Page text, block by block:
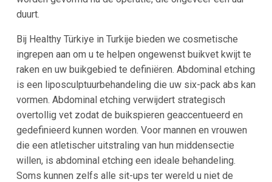
duurt.
Bij Healthy Türkiye in Turkije bieden we cosmetische
ingrepen aan om u te helpen ongewenst buikvet kwijt te
raken en uw buikgebied te definiëren. Abdominal etching
is een liposculptuurbehandeling die uw six-pack abs kan
vormen. Abdominal etching verwijdert strategisch
overtollig vet zodat de buikspieren geaccentueerd en
gedefinieerd kunnen worden. Voor mannen en vrouwen
die een atletischer uitstraling van hun middensectie
willen, is abdominal etching een ideale behandeling.
Soms kunnen zelfs alle sit-ups ter wereld u niet de